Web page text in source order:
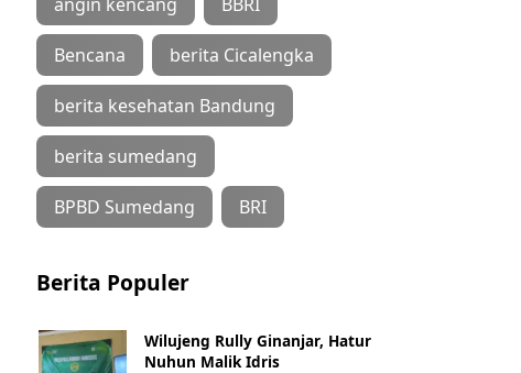
Bencana berita Cicalengka
berita kesehatan Bandung
berita sumedang
BPBD Sumedang BRI
Berita Populer
Wilujeng Rully Ginanjar, Hatur
Nuhun Malik Idris